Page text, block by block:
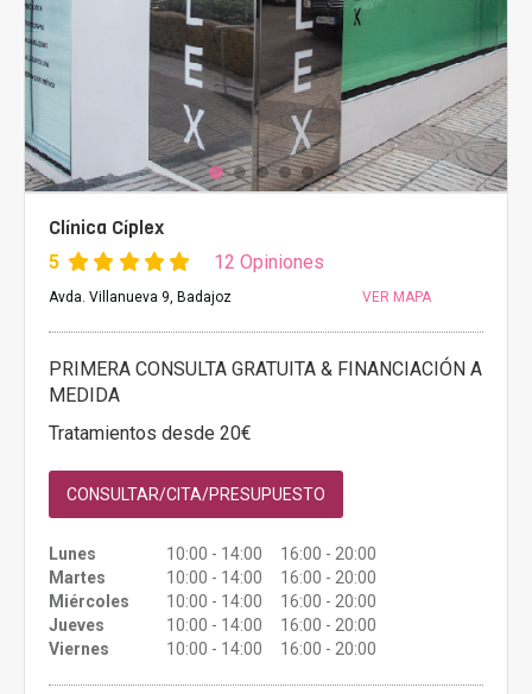
Clínica Cíplex
5 12 Opiniones
Avda. Villanueva 9, Badajoz VER MAPA
PRIMERA CONSULTA GRATUITA & FINANCIACIÓN A
MEDIDA
Tratamientos desde 20€
CONSULTAR/CITA/PRESUPUESTO
Lunes
10:00 - 14:00 16:00 - 20:00
Martes
10:00 - 14:00 16:00 - 20:00
Miércoles
10:00 - 14:00 16:00 - 20:00
Jueves
10:00 - 14:00 16:00 - 20:00
Viernes
10:00 - 14:00 16:00 - 20:00